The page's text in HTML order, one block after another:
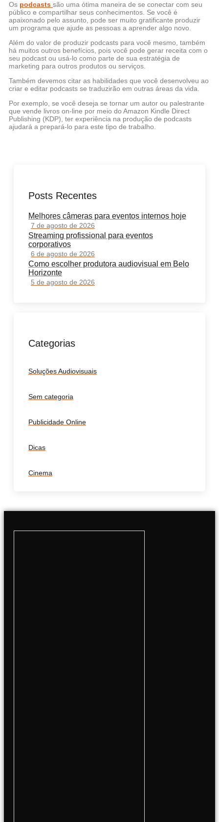
Os podcasts são uma ótima maneira de se conectar com seu
público e compartilhar seus conhecimentos. Se você é
apaixonado pelo assunto, pode ser muito gratificante produzir
um programa que ajude as pessoas a aprender algo novo.
Além do valor de produzir podcasts para você mesmo, também
há muitos outros benefícios, pois você pode gerar receita com o
seu podcast ou usá-lo como parte de sua estratégia de
marketing para outros produtos ou serviços.
Também devemos citar as habilidades que você desenvolveu ao
criar e editar podcasts se traduzirão em outras áreas da vida.
Por exemplo, se você deseja se tornar um autor ou palestrante
que vende livros on-line por meio do Amazon Kindle Direct
Publishing (KDP), ter experiência na produção de podcasts
ajudará a prepará-lo para este tipo de trabalho.
Posts Recentes
Melhores câmeras para eventos internos hoje
7 de agosto de 2026
Streaming profissional para eventos
corporativos
6 de agosto de 2026
Como escolher produtora audiovisual em Belo
Horizonte
5 de agosto de 2026
Categorias
Soluções Audiovisuais
Sem categoria
Publicidade Online
Dicas
Cinema